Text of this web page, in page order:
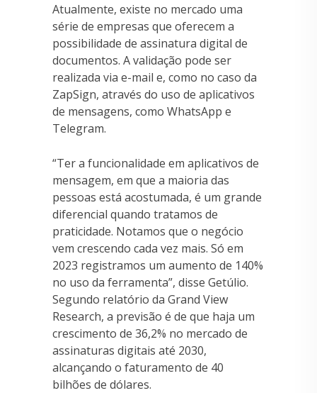
Atualmente, existe no mercado uma
série de empresas que oferecem a
possibilidade de assinatura digital de
documentos. A validação pode ser
realizada via e-mail e, como no caso da
ZapSign, através do uso de aplicativos
de mensagens, como WhatsApp e
Telegram.
“Ter a funcionalidade em aplicativos de
mensagem, em que a maioria das
pessoas está acostumada, é um grande
diferencial quando tratamos de
praticidade. Notamos que o negócio
vem crescendo cada vez mais. Só em
2023 registramos um aumento de 140%
no uso da ferramenta”, disse Getúlio.
Segundo relatório da Grand View
Research, a previsão é de que haja um
crescimento de 36,2% no mercado de
assinaturas digitais até 2030,
alcançando o faturamento de 40
bilhões de dólares.